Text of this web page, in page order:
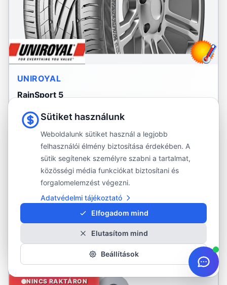
UNIROYAL
RainSport 5
255/40R21
850 kg/kerék · max. 300 km/h
Nyári gumi
Peremvédő
C A
73 590 Ft
Részletek és rendelés
NINCS RAKTÁRON
Sütiket használunk
Weboldalunk sütiket használ a legjobb
felhasználói élmény biztosítása érdekében. A
sütik segítenek személyre szabni a tartalmat,
közösségi média funkciókat biztosítani és
forgalomelemzést végezni.
Adatvédelmi tájékoztató
Elfogadom mind
Elutasítom mind
Beállítások